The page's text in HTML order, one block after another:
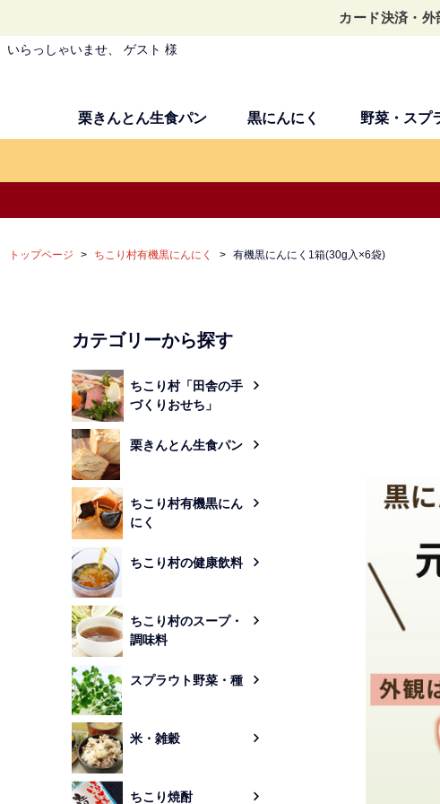
カード決済・外
いらっしゃいませ、 ゲスト 様
栗きんとん生食パン 黒にんにく 野菜・スプ
トップページ ちこり村有機黒にんにく 有機黒にんにく1箱(30g入×6袋)
カテゴリーから探す
ちこり村「田舎の手
づくりおせち」
栗きんとん生食パン
ちこり村有機黒にん
にく
ちこり村の健康飲料
ちこり村のスープ・
調味料
スプラウト野菜・種
米・雑穀
ちこり焼酎